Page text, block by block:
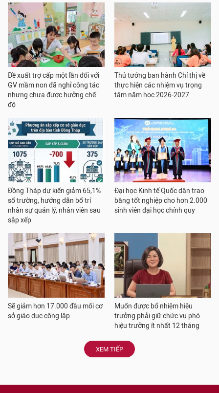
Đề xuất trợ cấp một lần đối với
GV mầm non đã nghỉ công tác
nhưng chưa được hưởng chế
độ
Thủ tướng ban hành Chỉ thị về
thực hiện các nhiệm vụ trọng
tâm năm học 2026-2027
Đồng Tháp dự kiến giảm 65,1%
số trường, hướng dẫn bố trí
nhân sự quản lý, nhân viên sau
sắp xếp
Đại học Kinh tế Quốc dân trao
bằng tốt nghiệp cho hơn 2.000
sinh viên đại học chính quy
Sẽ giảm hơn 17.000 đầu mối cơ
sở giáo dục công lập
Muốn được bổ nhiệm hiệu
trưởng phải giữ chức vụ phó
hiệu trưởng ít nhất 12 tháng
XEM TIẾP